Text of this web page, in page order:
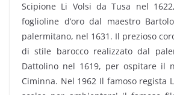
Scipione Li Volsi da Tusa nel
foglioline d’oro dal maestro
palermitano, nel 1631. Il prezioso
di stile barocco realizzato dal
Dattolino nel 1619, per ospitare il
Ciminna. Nel 1962 Il famoso regista